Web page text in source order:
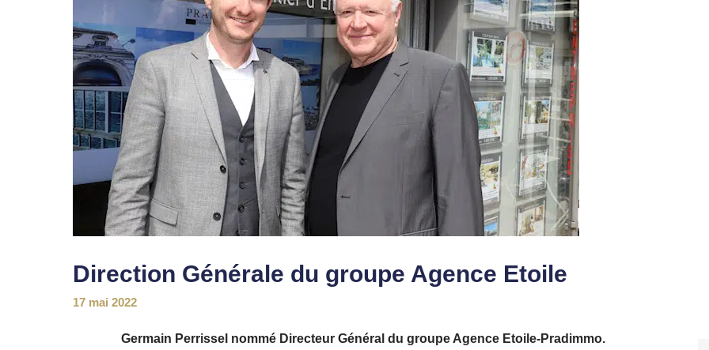
Direction Générale du groupe Agence Etoile
17 mai 2022
Germain Perrissel nommé Directeur Général du groupe Agence Etoile-Pradimmo.